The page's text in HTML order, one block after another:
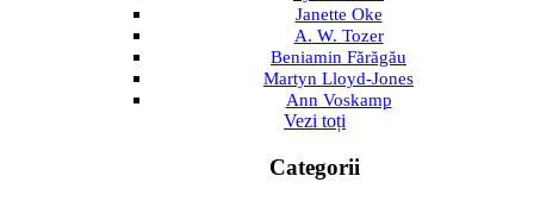
Janette Oke
A. W. Tozer
Beniamin Fărăgău
Martyn Lloyd-Jones
Ann Voskamp
Vezi toți
Categorii